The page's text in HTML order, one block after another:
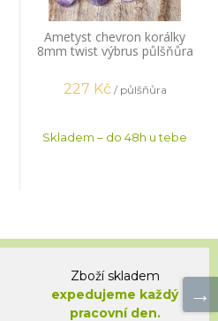
Ametyst chevron korálky
8mm twist výbrus půlšňůra
227 Kč / půlšňůra
Skladem – do 48h u tebe
Zboží skladem
expedujeme každý
pracovní den.